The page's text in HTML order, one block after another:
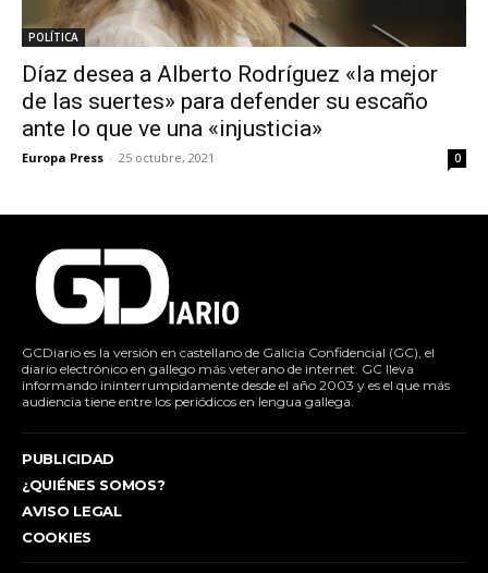
POLÍTICA
Díaz desea a Alberto Rodríguez «la mejor
de las suertes» para defender su escaño
ante lo que ve una «injusticia»
Europa Press - 25 octubre, 2021 0
GCDiario es la versión en castellano de Galicia Confidencial (GC), el
diario electrónico en gallego más veterano de internet. GC lleva
informando ininterrumpidamente desde el año 2003 y es el que más
audiencia tiene entre los periódicos en lengua gallega.
PUBLICIDAD
¿QUIÉNES SOMOS?
AVISO LEGAL
COOKIES